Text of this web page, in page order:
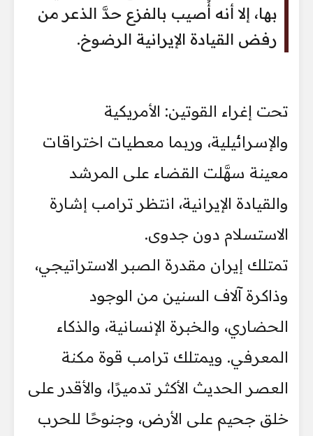
بها، إلا أنه أُصيب بالفزع حدَّ الذعر من
رفض القيادة الإيرانية الرضوخ.
تحت إغراء القوتين: الأمريكية
والإسرائيلية، وربما معطيات اختراقات
معينة سهَّلت القضاء على المرشد
والقيادة الإيرانية، انتظر ترامب إشارة
الاستسلام دون جدوى.
تمتلك إيران مقدرة الصبر الاستراتيجي،
وذاكرة آلاف السنين من الوجود
الحضاري، والخبرة الإنسانية، والذكاء
المعرفي. ويمتلك ترامب قوة مكنة
العصر الحديث الأكثر تدميرًا، والأقدر على
خلق جحيم على الأرض، وجنوحًا للحرب